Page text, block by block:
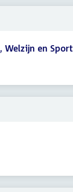
Welzijn en Sport